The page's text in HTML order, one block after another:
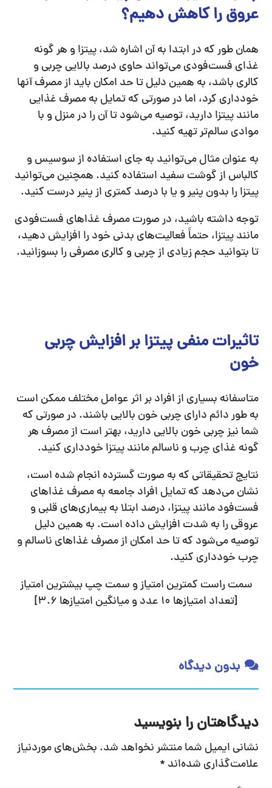
عروق را کاهش دهیم؟
همان طور که در ابتدا به آن اشاره شد، پیتزا و هر گونه
غذای فست‌فودی می‌تواند حاوی درصد بالایی چربی و
کالری باشد، به همین دلیل تا حد امکان باید از مصرف آنها
خودداری کرد، اما در صورتی که تمایل به مصرف غذایی
مانند پیتزا دارید، توصیه می‌شود تا آن را در منزل و با
موادی سالم‌تر تهیه کنید.
به عنوان مثال می‌توانید به جای استفاده از سوسیس و
کالباس از گوشت سفید استفاده کنید. همچنین می‌توانید
پیتزا را بدون پنیر و یا با درصد کمتری از پنیر درست کنید.
توجه داشته باشید، در صورت مصرف غذاهای فست‌فودی
مانند پیتزا، حتماً فعالیت‌های بدنی خود را افزایش دهید،
تا بتوانید حجم زیادی از چربی و کالری مصرفی را بسوزانید.
تاثیرات منفی پیتزا بر افزایش چربی
خون
متاسفانه بسیاری از افراد بر اثر عوامل مختلف ممکن است
به طور دائم دارای چربی خون بالایی باشند. در صورتی که
شما نیز چربی خون بالایی دارید، بهتر است از مصرف هر
گونه غذای چرب و ناسالم مانند پیتزا خودداری کنید.
نتایج تحقیقاتی که به صورت گسترده انجام شده است،
نشان می‌دهد که تمایل افراد جامعه به مصرف غذاهای
فست‌فود مانند پیتزا، درصد ابتلا به بیماری‌های قلبی و
عروقی را به شدت افزایش داده است. به همین دلیل
توصیه می‌شود که تا حد امکان از مصرف غذاهای ناسالم و
چرب خودداری کنید.
سمت راست کمترین امتیاز و سمت چپ بیشترین امتیاز
[تعداد امتیازها 10 عدد و میانگین امتیازها 3.6
]
بدون دیدگاه
دیدگاهتان را بنویسید
نشانی ایمیل شما منتشر نخواهد شد. بخش‌های موردنیاز
علامت‌گذاری شده‌اند *